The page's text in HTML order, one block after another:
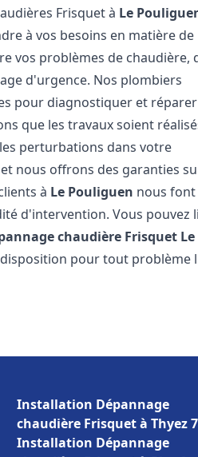
Frisquet à Le
à vos besoins en matière de
vos problèmes de chaudière,
d'urgence. Nos plombiers
pour diagnostiquer et
que les travaux soient
perturbations dans votre
nous offrons des garanties
à Le Pouliguen nous font
d'intervention. Vous pouvez
chaudière Frisquet Le
pour tout problème
Installation Dépannage
chaudière Frisquet à Thyez
Installation Dépannage